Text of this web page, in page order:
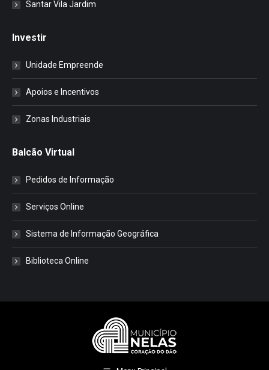
Santar Vila Jardim
Investir
Unidade Empreende
Apoios e Incentivos
Zonas Industriais
Balcão Virtual
Pedidos de Informação
Serviços Online
Sistema de Informação Geográfica
Biblioteca Online